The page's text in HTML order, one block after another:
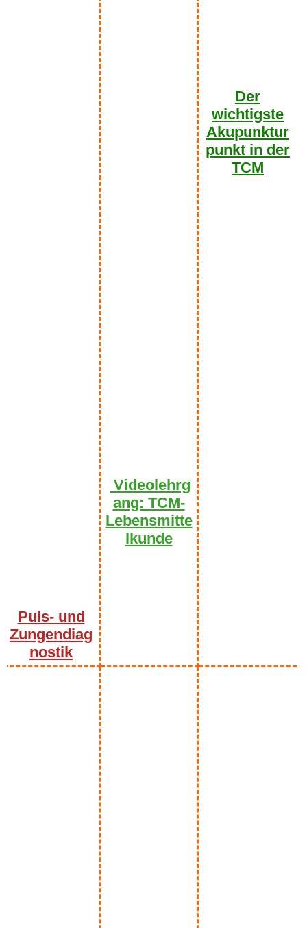
Puls- und
Zungendiag
nostik
Videolehrg
ang: TCM-
Lebensmitte
lkunde
Der
wichtigste
Akupunktur
punkt in der
TCM